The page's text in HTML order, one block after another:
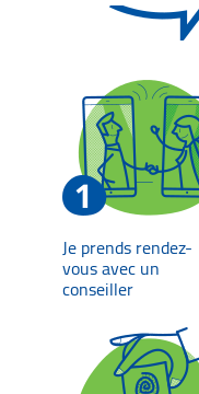
Je prends rendez-
vous avec un
conseiller